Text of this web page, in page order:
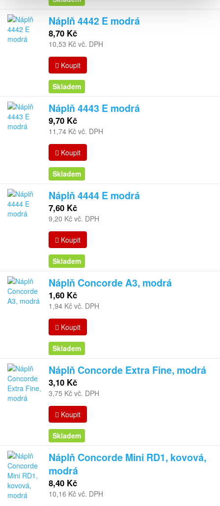
Náplň 4442 E modrá
8,70 Kč
10,53 Kč vč. DPH
Koupit
Skladem
Náplň 4443 E modrá
9,70 Kč
11,74 Kč vč. DPH
Koupit
Skladem
Náplň 4444 E modrá
7,60 Kč
9,20 Kč vč. DPH
Koupit
Skladem
Náplň Concorde A3, modrá
1,60 Kč
1,94 Kč vč. DPH
Koupit
Skladem
Náplň Concorde Extra Fine, modrá
3,10 Kč
3,75 Kč vč. DPH
Koupit
Skladem
Náplň Concorde Mini RD1, kovová,
modrá
8,40 Kč
10,16 Kč vč. DPH